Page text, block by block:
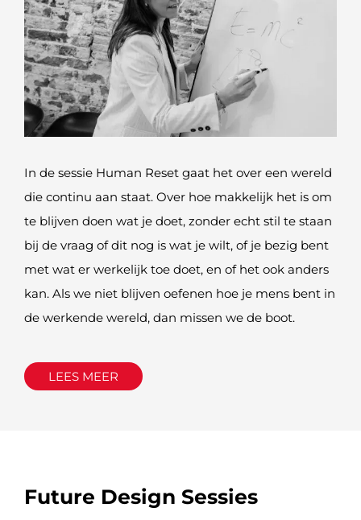
In de sessie Human Reset gaat het over een wereld
die continu aan staat. Over hoe makkelijk het is om
te blijven doen wat je doet, zonder echt stil te staan
bij de vraag of dit nog is wat je wilt, of je bezig bent
met wat er werkelijk toe doet, en of het ook anders
kan. Als we niet blijven oefenen hoe je mens bent in
de werkende wereld, dan missen we de boot.
LEES MEER
Future Design Sessies